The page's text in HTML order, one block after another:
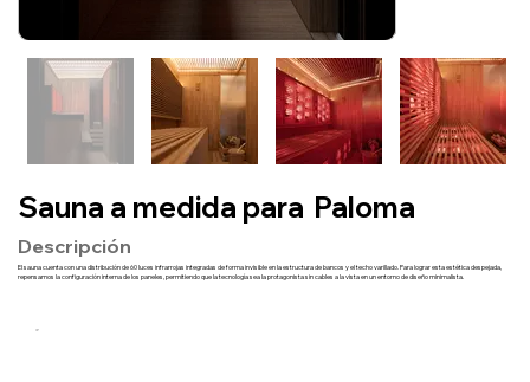
Sauna a medida para Paloma
Descripción
El sauna cuenta con una distribución de 60 luces infrarrojas integradas de forma invisible en la estructura de bancos y el techo varillado. Para lograr esta estética despejada,
repensamos la configuración interna de los paneles, permitiendo que la tecnología sea la protagonista sin cables a la vista en un entorno de diseño minimalista.